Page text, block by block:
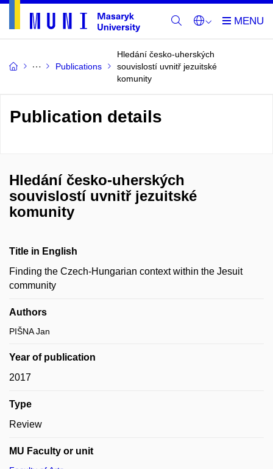
Publications
Hledání česko-uherských
souvislostí uvnitř jezuitské
komunity
Publication details
Hledání česko-uherských
souvislostí uvnitř jezuitské
komunity
Title in English
Finding the Czech-Hungarian context within the Jesuit
community
Authors
PIŠNA Jan
Year of publication
2017
Type
Review
MU Faculty or unit